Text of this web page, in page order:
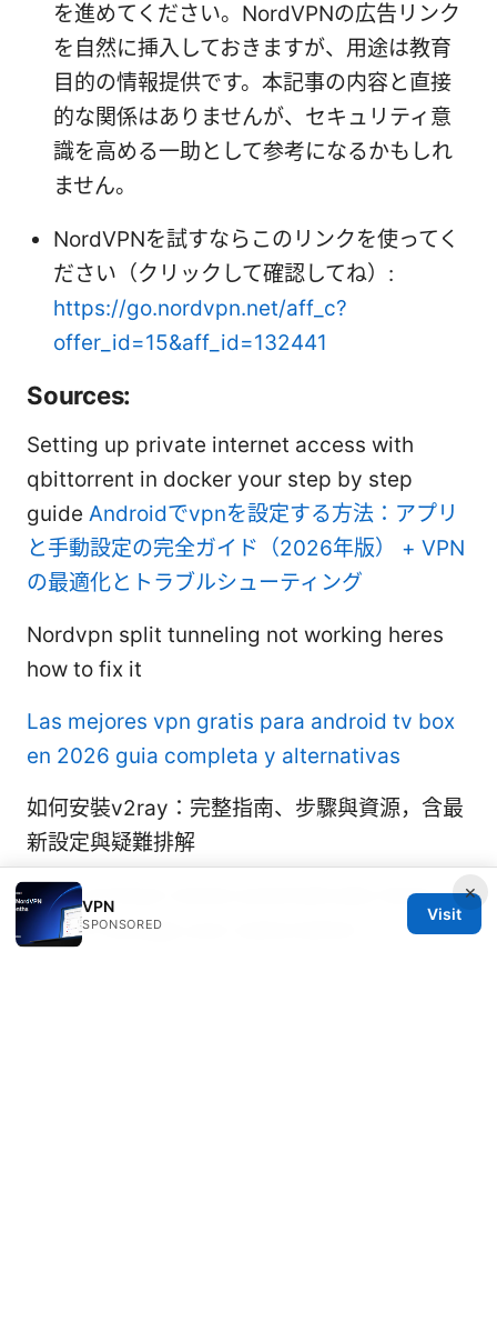
を進めてください。NordVPNの広告リンク
を自然に挿入しておきますが、用途は教育
目的の情報提供です。本記事の内容と直接
的な関係はありませんが、セキュリティ意
識を高める一助として参考になるかもしれ
ません。
NordVPNを試すならこのリンクを使ってく
ださい（クリックして確認してね）:
https://go.nordvpn.net/aff_c?
offer_id=15&aff_id=132441
Sources:
Setting up private internet access with
qbittorrent in docker your step by step
guide Androidでvpnを設定する方法：アプリ
と手動設定の完全ガイド（2026年版） + VPN
の最適化とトラブルシューティング
Nordvpn split tunneling not working heres
how to fix it
Las mejores vpn gratis para android tv box
en 2026 guia completa y alternativas
如何安裝v2ray：完整指南、步驟與資源，含最
新設定與疑難排解
Does nordvpn renew automatically heres
how to manage your subscription
×
VPN
SPONSORED
Visit